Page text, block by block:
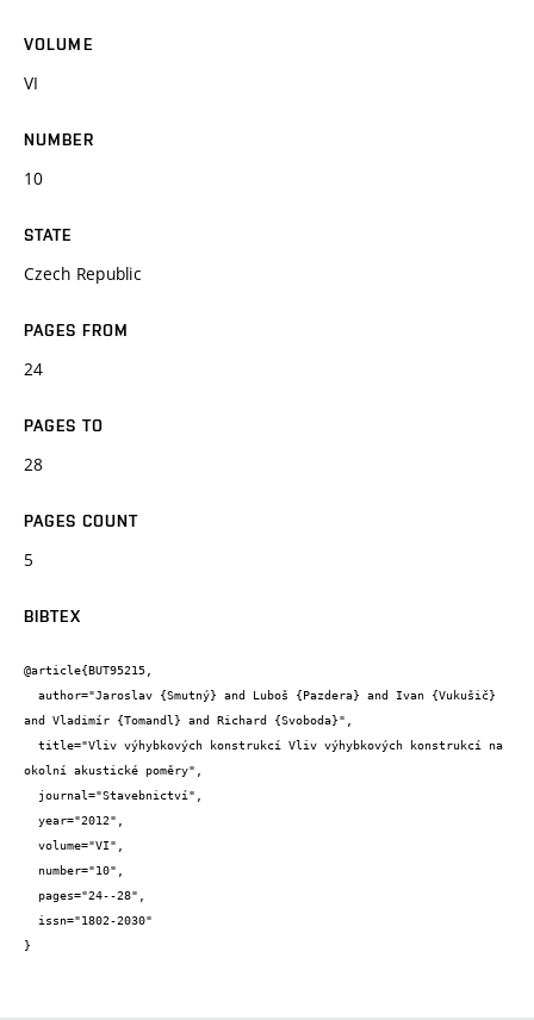
VOLUME
VI
NUMBER
10
STATE
Czech Republic
PAGES FROM
24
PAGES TO
28
PAGES COUNT
5
BIBTEX
@article{BUT95215,
and Vladimír {Tomandl} and Richard {Svoboda}",
okolní akustické poměry",
}